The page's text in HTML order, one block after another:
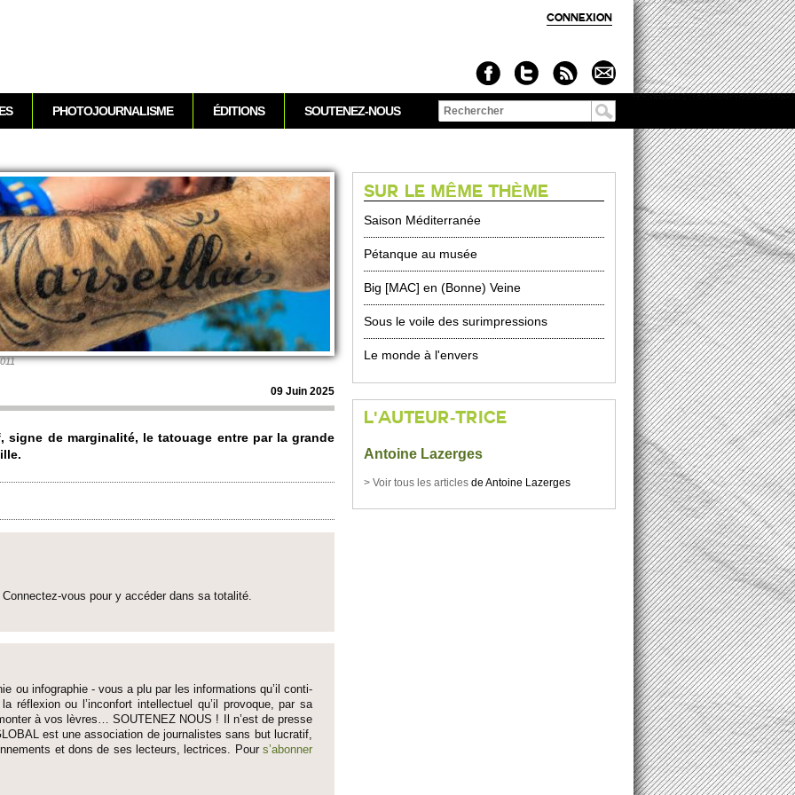
CONNEXION
09 Juin 2025
signe de marginalité, le tato­uage entre par la grande
vous pour y accéder dans sa to­talité.
ou infographie - vous a plu par les informati­ons qu’il conti­
réflexion ou l’inconfort inte­llectuel qu’il pro­voque, par sa
à vos lèvres… SO­UTENEZ NOUS ! Il n’est de pre­sse
est une asso­ci­ation de journalistes sans but lucratif,
et dons de ses lecte­urs, lec­trices. Pours’abonner
PHOTOJOURNALISME ÉDITIONS SOUTENEZ-NOUS
Formulaire de
SUR LE MÊME THÈME
Saison Méditerranée
Pétanque au musée
Big [MAC] en (Bonne) Veine
Sous le voile des surimpressions
Le monde à l'envers
L'AUTEUR-TRICE
Antoine Lazerges
> Voir tous les articles deAntoine Lazerges